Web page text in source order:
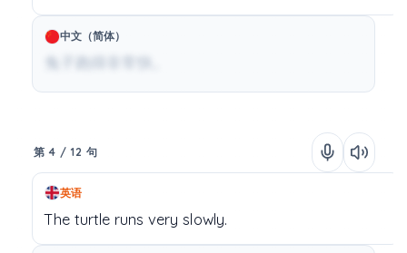
中文（简体）
兔子跑得非常快。
第 4 / 12 句
英语
The turtle runs very slowly.